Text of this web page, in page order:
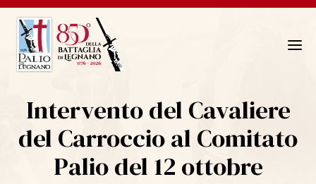
N
Intervento del Cavaliere
del Carroccio al Comitato
Palio del 12 ottobre